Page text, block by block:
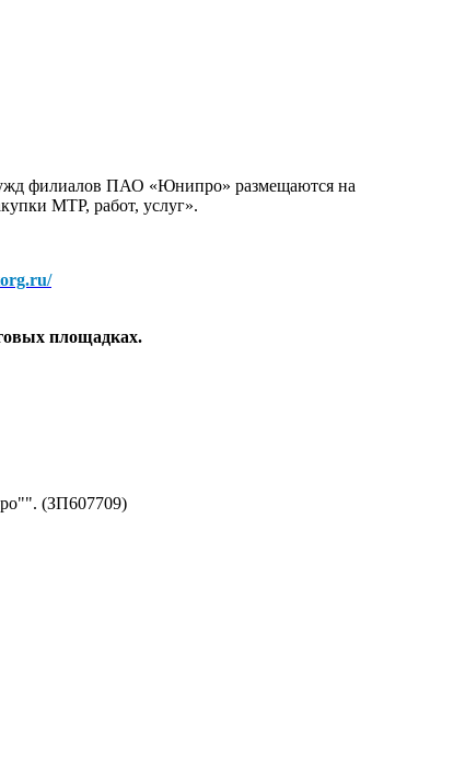
филиалов ПАО «Юнипро» размещаются на
МТР, работ, услуг».
площадках.
(ЗП607709)